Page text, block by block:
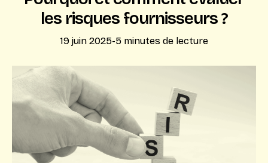
les risques fournisseurs ?
19 juin 2025-5minutes de lecture